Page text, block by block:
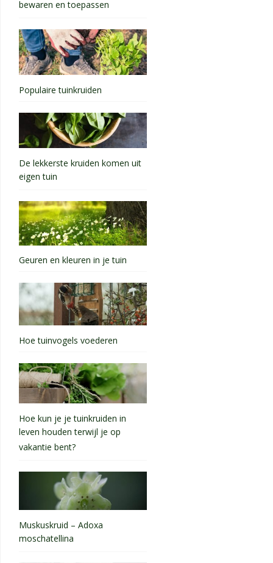
bewaren en toepassen
Populaire tuinkruiden
De lekkerste kruiden komen uit
eigen tuin
Geuren en kleuren in je tuin
Hoe tuinvogels voederen
Hoe kun je je tuinkruiden in
leven houden terwijl je op
vakantie bent?
Muskuskruid – Adoxa
moschatellina